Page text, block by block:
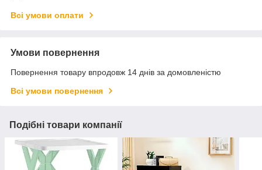
Всі умови оплати
Умови повернення
Повернення товару впродовж 14 днів за домовленістю
Всі умови повернення
Подібні товари компанії